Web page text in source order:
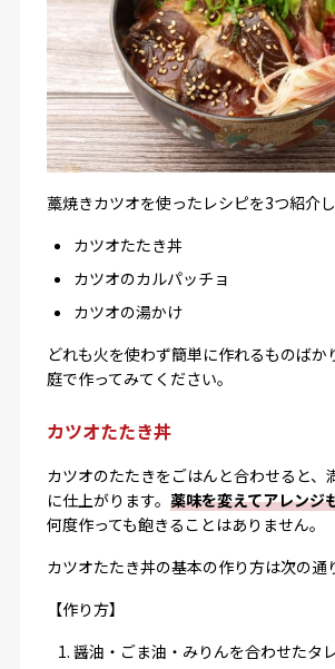
藁焼きカツオを使ったレシピを3つ紹介し
カツオたたき丼
カツオのカルパッチョ
カツオの湯かけ
どれも火を使わず簡単に作れるものばか
庭で作ってみてください。
カツオたたき丼
カツオのたたきをごはんと合わせると、
に仕上がります。 薬味を変えてアレンジ
何度作っても飽きることはありません。
カツオたたき丼の基本の作り方は次の通
【作り方】
醤油・ごま油・みりんを合わせたタ